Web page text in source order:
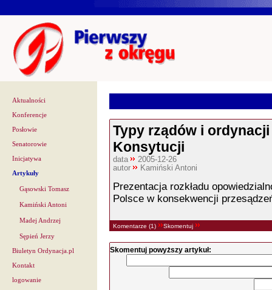
Aktualności
Konferencje
Posłowie
Senatorowie
Inicjatywa
Artykuły
Gąsowski Tomasz
Kamiński Antoni
Madej Andrzej
Sępień Jerzy
Biuletyn Ordynacja.pl
Kontakt
logowanie
Typy rządów i
Konsytucji
data
2005-12-26
autor
Kamiński Antoni
Prezentacja rozkładu
Polsce w konsekwencji
Komentarze (1) Skomentuj
Skomentuj powyższy artykuł: